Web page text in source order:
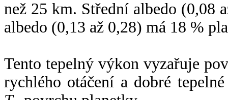
než 25 km. Střední albedo (0,08
albedo (0,13 až 0,28) má 18 %
Tento tepelný výkon vyzařuje
rychlého otáčení a dobré